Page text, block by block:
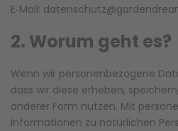
E‑Mail:
2. Worum geht es?
Wenn wir personenbezogene
dass wir diese erheben,
anderer Form nutzen. Mit
Informationen zu natürlichen